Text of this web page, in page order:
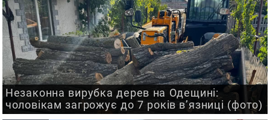
Незаконна вирубка дерев на Одещині:
чоловікам загрожує до 7 років в’язниці (фото)